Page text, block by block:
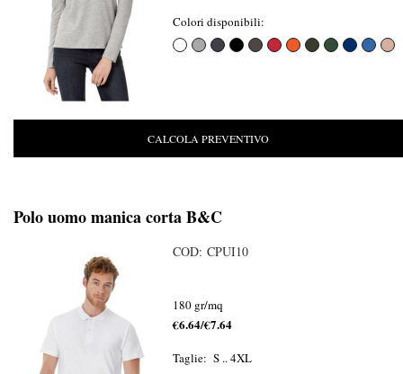
Colori disponibili:
CALCOLA PREVENTIVO
Polo uomo manica corta B&C
COD: CPUI10
180 gr/mq
€6.64/€7.64
Taglie: S .. 4XL